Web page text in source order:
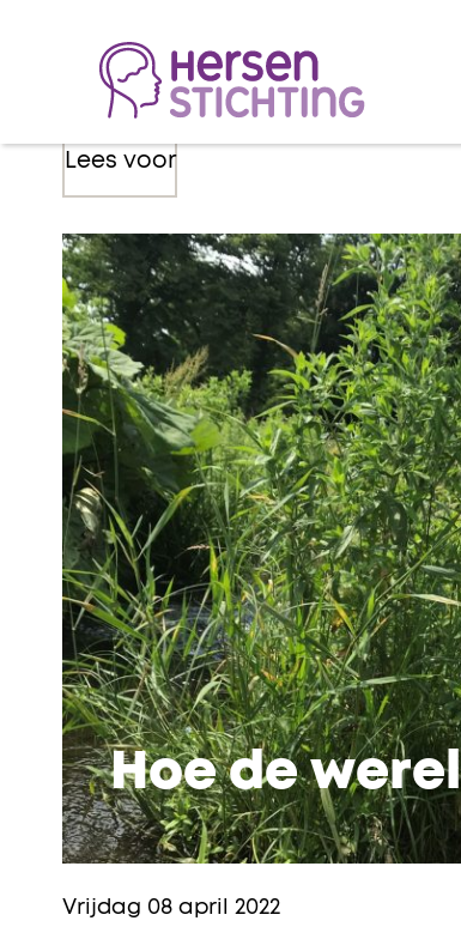
Lees voor
Hoe de
Vrijdag 08 april 2022